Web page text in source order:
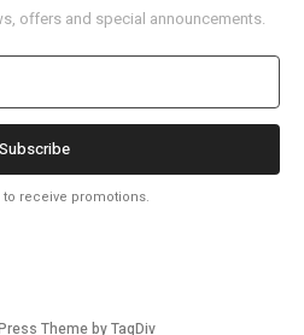
offers and special announcements.
Subscribe
receive promotions.
Theme by TagDiv